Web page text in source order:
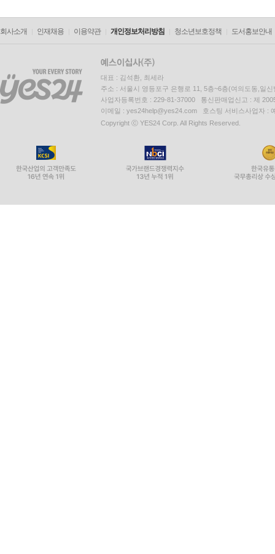
회사소개 인재채용 이용약관 개인정보처리방침 청소년보호정책 도서홍보안내
대표 : 김석환, 최세라
주소 : 서울시 영등포구 은행로 11, 5층~6층(여의도동,일신
사업자등록번호 : 229-81-37000 통신판매업신고 : 제
이메일 : yes24help@yes24.com 호스팅 서비스사업자 :
Copyright ⓒ YES24 Corp. All Rights Reserved.